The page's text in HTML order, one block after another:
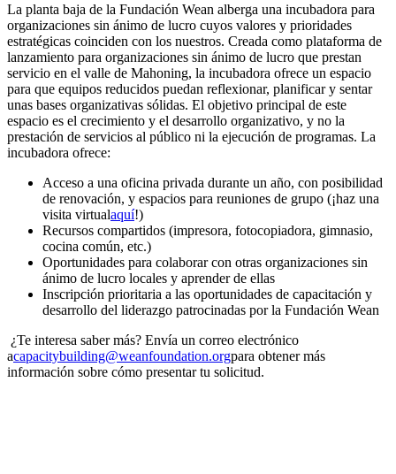
La planta baja de la Fundación Wean alberga una incubadora para
organizaciones sin ánimo de lucro cuyos valores y prioridades
estratégicas coinciden con los nuestros. Creada como plataforma de
lanzamiento para organizaciones sin ánimo de lucro que prestan
servicio en el valle de Mahoning, la incubadora ofrece un espacio
para que equipos reducidos puedan reflexionar, planificar y sentar
unas bases organizativas sólidas. El objetivo principal de este
espacio es el crecimiento y el desarrollo organizativo, y no la
prestación de servicios al público ni la ejecución de programas. La
incubadora ofrece:
Acceso a una oficina privada durante un año, con posibilidad
de renovación, y espacios para reuniones de grupo (¡haz una
visita virtualaquí!)
Recursos compartidos (impresora, fotocopiadora, gimnasio,
cocina común, etc.)
Oportunidades para colaborar con otras organizaciones sin
ánimo de lucro locales y aprender de ellas
Inscripción prioritaria a las oportunidades de capacitación y
desarrollo del liderazgo patrocinadas por la Fundación Wean
¿Te interesa saber más? Envía un correo electrónico
acapacitybuilding@weanfoundation.orgpara obtener más
información sobre cómo presentar tu solicitud.